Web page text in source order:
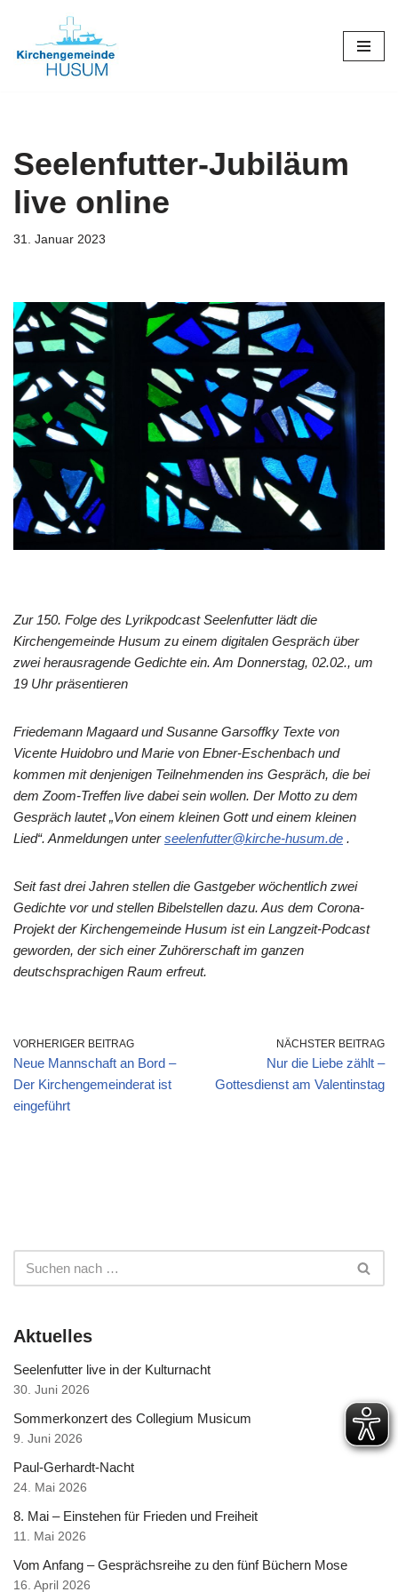
Zum
Seelenfutter-Jubiläum
live online
31. Januar 2023
Zur 150. Folge des Lyrikpodcast Seelenfutter lädt die
Kirchengemeinde Husum zu einem digitalen Gespräch über
zwei herausragende Gedichte ein. Am Donnerstag, 02.02., um
19 Uhr präsentieren
Friedemann Magaard und Susanne Garsoffky Texte von
Vicente Huidobro und Marie von Ebner-Eschenbach und
kommen mit denjenigen Teilnehmenden ins Gespräch, die bei
dem Zoom-Treffen live dabei sein wollen. Der Motto zu dem
Gespräch lautet „Von einem kleinen Gott und einem kleinen
Lied“. Anmeldungen unterseelenfutter@kirche-husum.de .
Seit fast drei Jahren stellen die Gastgeber wöchentlich zwei
Gedichte vor und stellen Bibelstellen dazu. Aus dem Corona-
Projekt der Kirchengemeinde Husum ist ein Langzeit-Podcast
geworden, der sich einer Zuhörerschaft im ganzen
deutschsprachigen Raum erfreut.
VORHERIGER BEITRAG
Neue Mannschaft an Bord –
Der Kirchengemeinderat ist
eingeführt
NÄCHSTER BEITRAG
Nur die Liebe zählt –
Gottesdienst am Valentinstag
Aktuelles
Seelenfutter live in der Kulturnacht
30. Juni 2026
Sommerkonzert des Collegium Musicum
9. Juni 2026
Paul-Gerhardt-Nacht
24. Mai 2026
8. Mai – Einstehen für Frieden und Freiheit
11. Mai 2026
Vom Anfang – Gesprächsreihe zu den fünf Büchern Mose
16. April 2026